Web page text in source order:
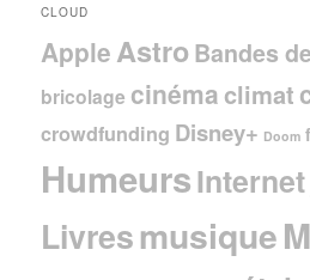
CLOUD
Apple AstroBandes
bricolage cinéma climat
crowdfunding Disney+ Doom
HumeursInternet
Livresmusique